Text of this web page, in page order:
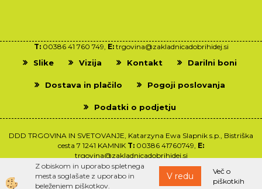
T:00386 41 760 749, E: trgovina@zakladnicadobrihidej.si
Slike Vizija Kontakt Darilni boni
Dostava in plačilo Pogoji poslovanja
Podatki o podjetju
DDD TRGOVINA IN SVETOVANJE, Katarzyna Ewa Slapnik s.p., Bistriška
cesta 7 1241 KAMNIK T: 00386 41760749, E:
trgovina@zakladnicadobrihidej.si
Izdelava spletne trgovine
Z obiskom in uporabo spletnega
mesta soglašate z uporabo in
beleženjem piškotkov.
V redu
Več o
piškotkih